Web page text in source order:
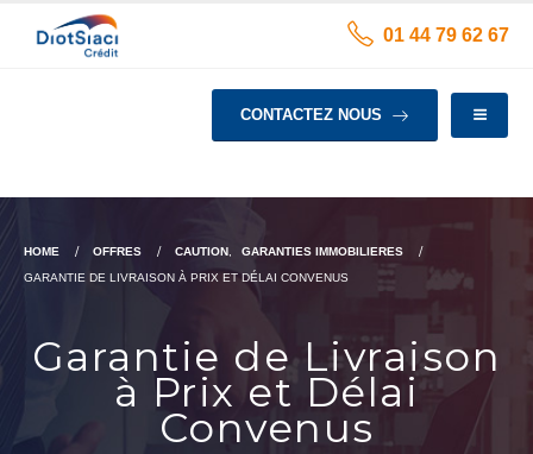
01 44 79 62 67
CONTACTEZ NOUS
HOME OFFRES CAUTION,
GARANTIES IMMOBILIERES
GARANTIE DE LIVRAISON À PRIX ET DÉLAI CONVENUS
Garantie de Livraison
à Prix et Délai
Convenus